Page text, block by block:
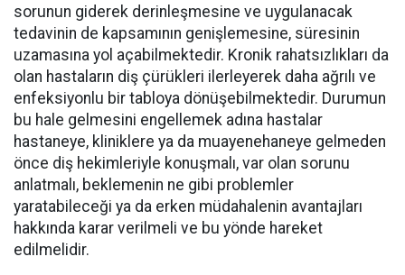
sorunun giderek derinleşmesine ve uygulanacak
tedavinin de kapsamının genişlemesine, süresinin
uzamasına yol açabilmektedir. Kronik rahatsızlıkları da
olan hastaların diş çürükleri ilerleyerek daha ağrılı ve
enfeksiyonlu bir tabloya dönüşebilmektedir. Durumun
bu hale gelmesini engellemek adına hastalar
hastaneye, kliniklere ya da muayenehaneye gelmeden
önce diş hekimleriyle konuşmalı, var olan sorunu
anlatmalı, beklemenin ne gibi problemler
yaratabileceği ya da erken müdahalenin avantajları
hakkında karar verilmeli ve bu yönde hareket
edilmelidir.